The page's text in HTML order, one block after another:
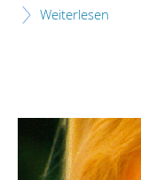
Weiterlesen